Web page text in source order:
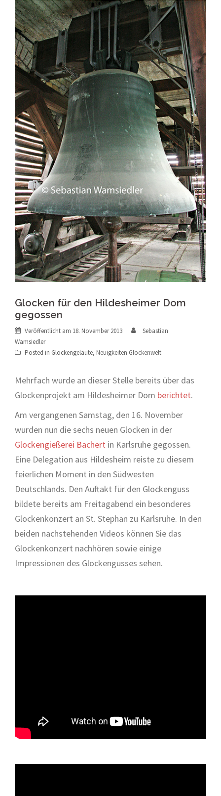
Glocken für den Hildesheimer Dom
gegossen
Veröffentlicht am 18. November 2013
Sebastian
Wamsiedler
Posted in Glockengeläute, Neuigkeiten Glockenwelt
Mehrfach wurde an dieser Stelle bereits über das
Glockenprojekt am Hildesheimer Dom berichtet.
Am vergangenen Samstag, den 16. November
wurden nun die sechs neuen Glocken in der
Glockengießerei Bachert in Karlsruhe gegossen.
Eine Delegation aus Hildesheim reiste zu diesem
feierlichen Moment in den Südwesten
Deutschlands. Den Auftakt für den Glockenguss
bildete bereits am Freitagabend ein besonderes
Glockenkonzert an St. Stephan zu Karlsruhe. In den
beiden nachstehenden Videos können Sie das
Glockenkonzert nachhören sowie einige
Impressionen des Glockengusses sehen.